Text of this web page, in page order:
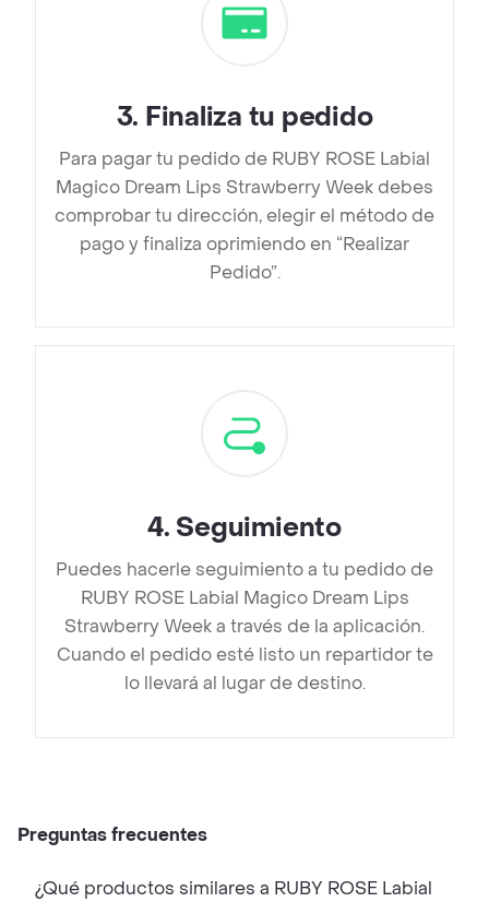
3. Finaliza tu pedido
Para pagar tu pedido de RUBY ROSE Labial
Magico Dream Lips Strawberry Week debes
comprobar tu dirección, elegir el método de
pago y finaliza oprimiendo en “Realizar
Pedido”.
4. Seguimiento
Puedes hacerle seguimiento a tu pedido de
RUBY ROSE Labial Magico Dream Lips
Strawberry Week a través de la aplicación.
Cuando el pedido esté listo un repartidor te
lo llevará al lugar de destino.
Preguntas frecuentes
¿Qué productos similares a RUBY ROSE Labial